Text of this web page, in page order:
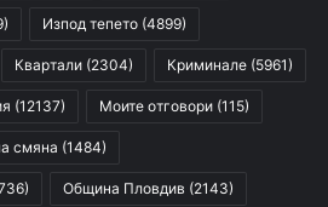
Изпод тепето (4899)
Квартали (2304) Криминале (5961)
(12137) Моите отговори (115)
смяна (1484)
Община Пловдив (2143)